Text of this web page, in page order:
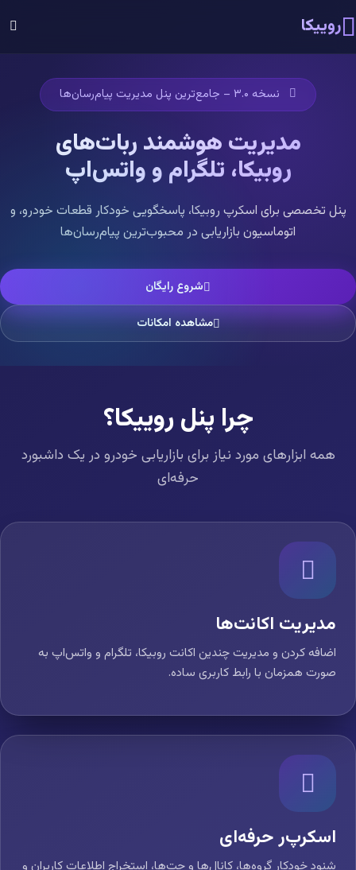
روییکا
نسخه ۳.۰ – جامع‌ترین پنل مدیریت پیام‌رسان‌ها
مدیریت هوشمند ربات‌های
روبیکا، تلگرام و واتس‌اپ
پنل تخصصی برای اسکرپ روبیکا، پاسخگویی خودکار قطعات خودرو، و
اتوماسیون بازاریابی در محبوب‌ترین پیام‌رسان‌ها
شروع رایگان
مشاهده امکانات
چرا پنل روییکا؟
همه ابزارهای مورد نیاز برای بازاریابی خودرو در یک داشبورد
حرفه‌ای
مدیریت اکانت‌ها
اضافه کردن و مدیریت چندین اکانت روبیکا، تلگرام و واتس‌اپ به
صورت همزمان با رابط کاربری ساده.
اسکرپ‌ر حرفه‌ای
شنود خودکار گروه‌ها، کانال‌ها و چت‌ها، استخراج اطلاعات کاربران و